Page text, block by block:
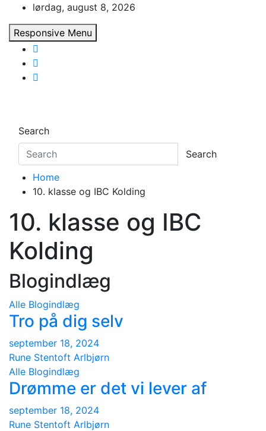
content
lørdag, august 8, 2026
Responsive Menu
Search
Search
Home
10. klasse og IBC Kolding
10. klasse og IBC
Kolding
Blogindlæg
Alle Blogindlæg
Tro på dig selv
september 18, 2024
Rune Stentoft Arlbjørn
Alle Blogindlæg
Drømme er det vi lever af
september 18, 2024
Rune Stentoft Arlbjørn